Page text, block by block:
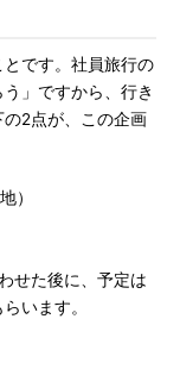
です。社員旅行の
」ですから、行き
2点が、この企画
）
せた後に、予定は
います。